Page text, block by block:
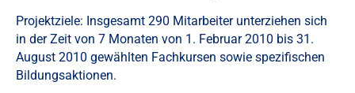
Projektziele: Insgesamt 290 Mitarbeiter unterziehen sich
in der Zeit von 7 Monaten von 1. Februar 2010 bis 31.
August 2010 gewählten Fachkursen sowie spezifischen
Bildungsaktionen.